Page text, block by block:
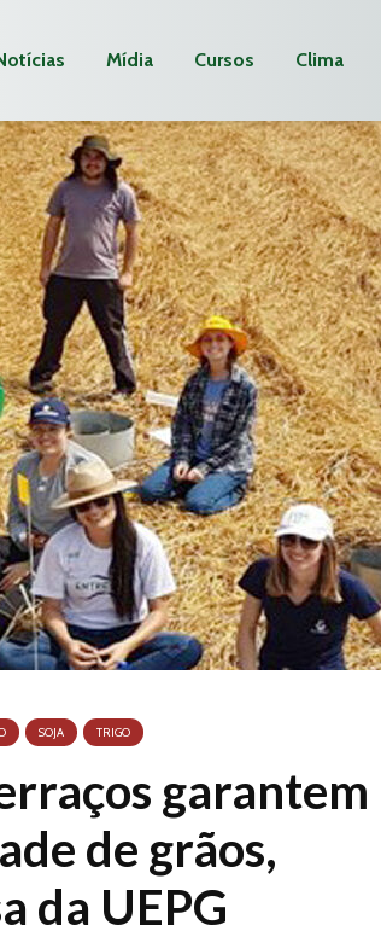
Mídia Cursos Clima
SOJA TRIGO
garantem
de grãos,
da UEPG